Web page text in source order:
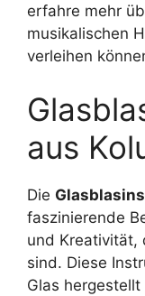
erfahre mehr
musikalischen
verleihen
aus
Die
faszinierende
und Kreativität,
sind. Diese
Glas